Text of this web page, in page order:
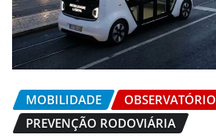
MOBILIDADE
OBSERVATÓRIO
PREVENÇÃO RODOVIÁRIA